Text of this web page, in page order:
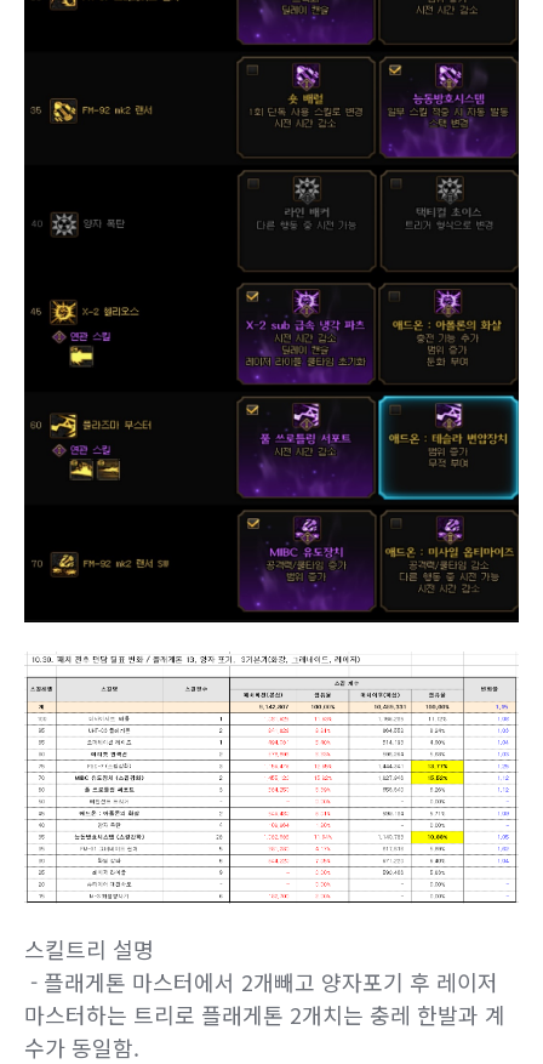
스킬트리 설명
- 플래게톤 마스터에서 2개빼고 양자포기 후 레이저
마스터하는 트리로 플래게톤 2개치는 충레 한발과 계
수가 동일함.